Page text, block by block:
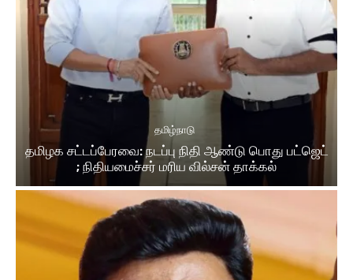
தமிழ்நாடு
தமிழக சட்டப்பேரவை: நடப்பு நிதி ஆண்​டு பொது பட்ஜெட்
; நிதியமைச்சர் மரிய வில்சன் தாக்​கல்